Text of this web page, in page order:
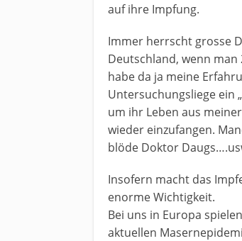
auf ihre Impfung.
Immer herrscht grosse
Deutschland, wenn
habe da ja meine
Untersuchungsliege ein
um ihr Leben aus
wieder einzufangen.
blöde Doktor
Insofern macht das
enorme Wichtigkeit.
Bei uns in Europa
aktuellen